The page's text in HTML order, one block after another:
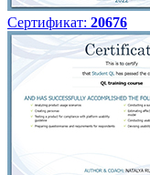
Сертификат: 20676